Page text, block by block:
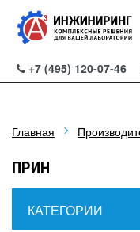
+7 (495) 120-07-46
Главная
ПРИН
КАТЕГОРИИ